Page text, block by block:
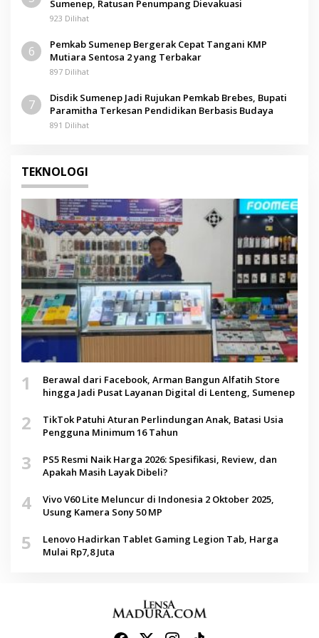
Sumenep, Ratusan Penumpang Dievakuasi
923 Dilihat
6
Pemkab Sumenep Bergerak Cepat Tangani KMP
Mutiara Sentosa 2 yang Terbakar
897 Dilihat
7
Disdik Sumenep Jadi Rujukan Pemkab Brebes, Bupati
Paramitha Terkesan Pendidikan Berbasis Budaya
891 Dilihat
TEKNOLOGI
1
Berawal dari Facebook, Arman Bangun Alfatih Store
hingga Jadi Pusat Layanan Digital di Lenteng, Sumenep
2
TikTok Patuhi Aturan Perlindungan Anak, Batasi Usia
Pengguna Minimum 16 Tahun
3
PS5 Resmi Naik Harga 2026: Spesifikasi, Review, dan
Apakah Masih Layak Dibeli?
4
Vivo V60 Lite Meluncur di Indonesia 2 Oktober 2025,
Usung Kamera Sony 50 MP
5
Lenovo Hadirkan Tablet Gaming Legion Tab, Harga
Mulai Rp7,8 Juta